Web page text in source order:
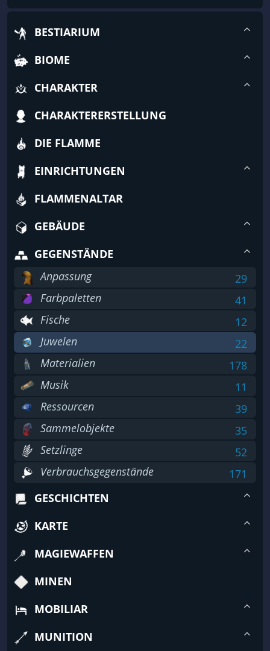
BESTIARIUM
BIOME
CHARAKTER
CHARAKTERERSTELLUNG
DIE FLAMME
EINRICHTUNGEN
FLAMMENALTAR
GEBÄUDE
GEGENSTÄNDE
Anpassung
29
Farbpaletten
41
Fische
12
Juwelen
22
Materialien
178
Musik
11
Ressourcen
39
Sammelobjekte
35
Setzlinge
52
Verbrauchsgegenstände
171
GESCHICHTEN
KARTE
MAGIEWAFFEN
MINEN
MOBILIAR
MUNITION